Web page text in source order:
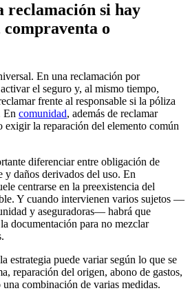
reclamación si hay
o
En una reclamación por
el seguro y, al mismo tiempo,
frente al responsable si la póliza
En comunidad, además de reclamar
exigir la reparación del elemento común
diferenciar entre obligación de
y daños derivados del uso. En
centrarse en la preexistencia del
Y cuando intervienen varios sujetos —
y aseguradoras— habrá que
documentación para no mezclar
estrategia puede variar según lo que se
reparación del origen, abono de gastos,
combinación de varias medidas.